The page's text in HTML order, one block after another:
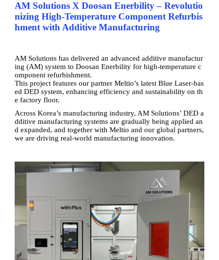
AM Solutions X Doosan Enerbility – Revolutio
nizing High-Temperature Component Refurbis
hment with Additive Manufacturing
AM Solutions has delivered an advanced additive manufactur
ing (AM) system to Doosan Enerbility for high-temperature c
omponent refurbishment.
This project features our partner Meltio’s latest Blue Laser-bas
ed DED system, enhancing efficiency and sustainability on th
e factory floor.
Across Korea’s manufacturing industry, AM Solutions’ DED a
dditive manufacturing systems are gradually being applied an
d expanded, and together with Meltio and our global partners,
we are driving real-world manufacturing innovation.